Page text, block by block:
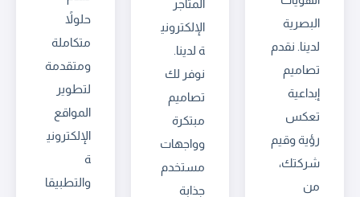
البصرية
لدينا. نقدم
تصاميم
إبداعية
تعكس
رؤية وقيم
شركتك،
من
المتاجر
الإلكتروني
ة لدينا.
نوفر لك
تصاميم
مبتكرة
وواجهات
مستخدم
جذابة
حلولاً
متكاملة
ومتقدمة
لتطوير
المواقع
الإلكتروني
ة
والتطبيقا